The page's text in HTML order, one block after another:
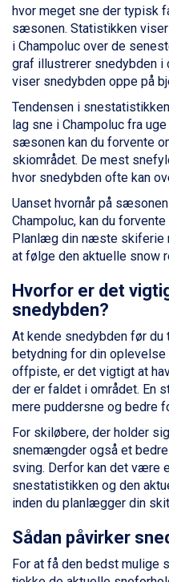
Ischgl fra DKK 7.095
Fieberbrunn fra DKK
St. Anton fra DKK
Zell am See fra DKK
Canazei fra DKK 4.745
Livigno fra DKK 4.145
Ponte di Legno fra
Sauze dOulx fra DKK
Alleghe fra DKK
Bad Gastein fra DKK
Arabba fra DKK 7.045
La Thuile fra DKK
Val Thorens fra DKK
Cervinia fra DKK
Passo Tonale fra
Saalbach fra DKK
Sölden fra DKK 8.445
Bad Hofgastein fra
Champoluc fra DKK
Sestriere fra DKK
Wagrain fra DKK
Ischgl fra DKK 7.095
Fieberbrunn fra DKK
St. Anton fra DKK
Zell am See fra DKK
Canazei fra DKK
Livigno fra DKK 4.145
Ponte di Legno fra
Sauze dOulx fra DKK
Alleghe fra DKK 5.595
Bad Gastein fra DKK
Arabba fra DKK 7.045
La Thuile fra DKK
hvor meget sne der typisk
sæsonen. Statistikken
i Champoluc over de
graf illustrerer snedybden i
viser snedybden oppe på
Tendensen i
lag sne i Champoluc fra
sæsonen kan du forvente
skiområdet. De mest
hvor snedybden ofte kan
Uanset hvornår på
Champoluc, kan du
Planlæg din næste skiferie
at følge den aktuelle snow
Hvorfor er det
snedybden?
At kende snedybden før
betydning for din
offpiste, er det vigtigt at
der er faldet i området. En
mere puddersne og bedre
For skiløbere, der holder
snemængder også et
sving. Derfor kan det være
snestatistikken og den
inden du planlægger din
Sådan påvirker
For at få den bedst mulige